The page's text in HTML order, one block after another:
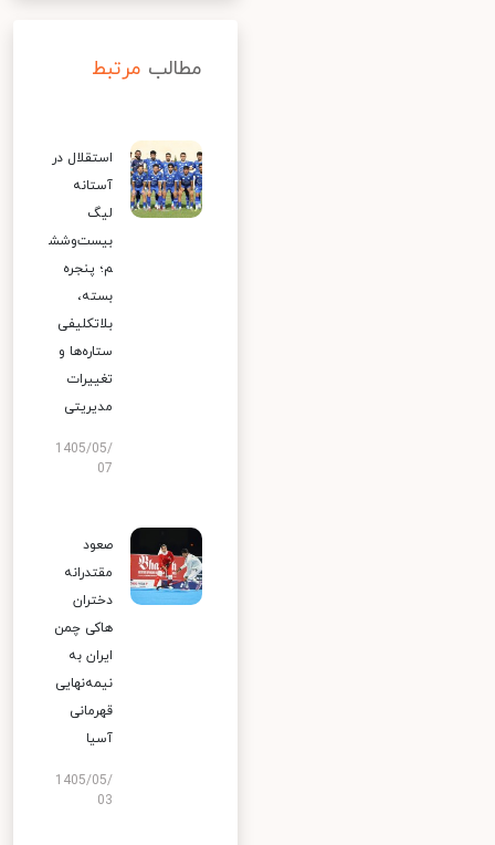
مطالب مرتبط
استقلال در
آستانه
لیگ
بیست‌وشش
م؛ پنجره
بسته،
بلاتکلیفی
ستاره‌ها و
تغییرات
مدیریتی
1405/05/
07
صعود
مقتدرانه
دختران
هاکی چمن
ایران به
نیمه‌نهایی
قهرمانی
آسیا
1405/05/
03